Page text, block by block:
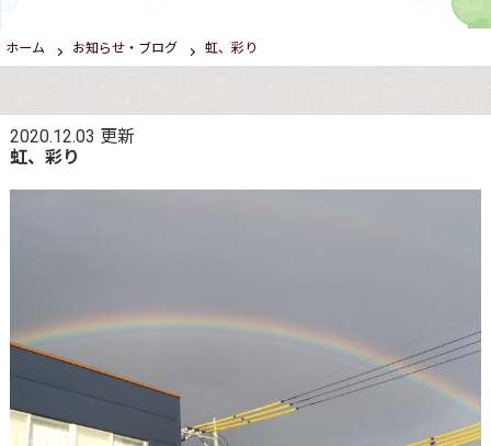
ホーム お知らせ・ブログ 虹、彩り
2020.12.03 更新
虹、彩り